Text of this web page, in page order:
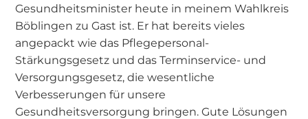
Gesundheitsminister heute in meinem Wahlkreis
Böblingen zu Gast ist. Er hat bereits vieles
angepackt wie das Pflegepersonal-
Stärkungsgesetz und das Terminservice- und
Versorgungsgesetz, die wesentliche
Verbesserungen für unsere
Gesundheitsversorgung bringen. Gute Lösungen